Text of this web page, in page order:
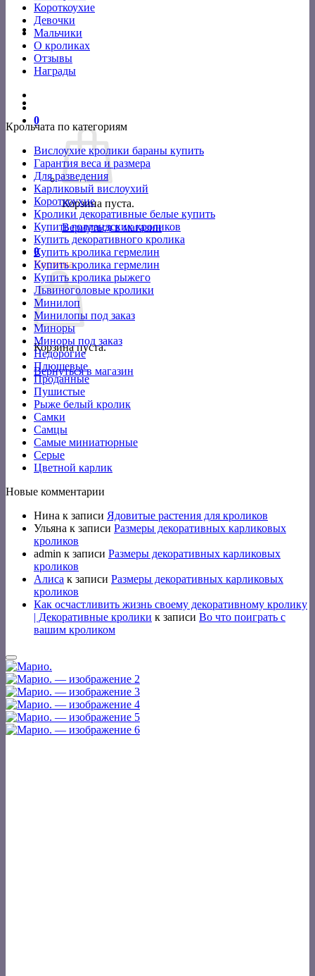
Короткоухие
Девочки
Мальчики
О кроликах
Отзывы
Награды
0
Корзина пуста.
Вернуться в магазин
0
Корзина
Корзина пуста.
Вернуться в магазин
Крольчата по категориям
Вислоухие кролики бараны купить
Гарантия веса и размера
Для разведения
Карликовый вислоухий
Короткоухие
Кролики декоративные белые купить
Купить голландских кроликов
Купить декоративного кролика
Купить кролика гермелин
Купить кролика гермелин
Купить кролика рыжего
Львиноголовые кролики
Минилоп
Минилопы под заказ
Миноры
Миноры под заказ
Недорогие
Плюшевые
Проданные
Пушистые
Рыже белый кролик
Самки
Самцы
Самые миниатюрные
Серые
Цветной карлик
Новые комментарии
Нина к записи Ядовитые растения для кроликов
Ульяна к записи Размеры декоративных карликовых
кроликов
admin к записи Размеры декоративных карликовых
кроликов
Алиса к записи Размеры декоративных карликовых
кроликов
Как осчастливить жизнь своему декоративному кролику
| Декоративные кролики к записи Во что поиграть с
вашим кроликом